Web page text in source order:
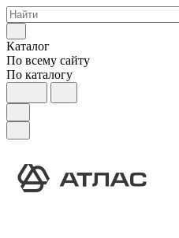
Каталог
По всему сайту
По каталогу